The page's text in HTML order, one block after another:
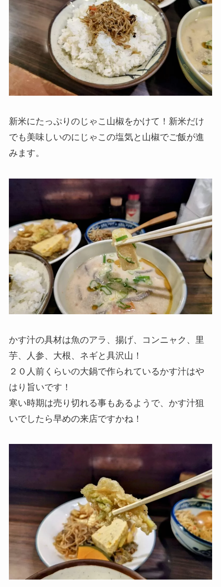
新米にたっぷりのじゃこ山椒をかけて！新米だけ
でも美味しいのにじゃこの塩気と山椒でご飯が進
みます。
かす汁の具材は魚のアラ、揚げ、コンニャク、里
芋、人参、大根、ネギと具沢山！
２０人前くらいの大鍋で作られているかす汁はや
はり旨いです！
寒い時期は売り切れる事もあるようで、かす汁狙
いでしたら早めの来店ですかね！